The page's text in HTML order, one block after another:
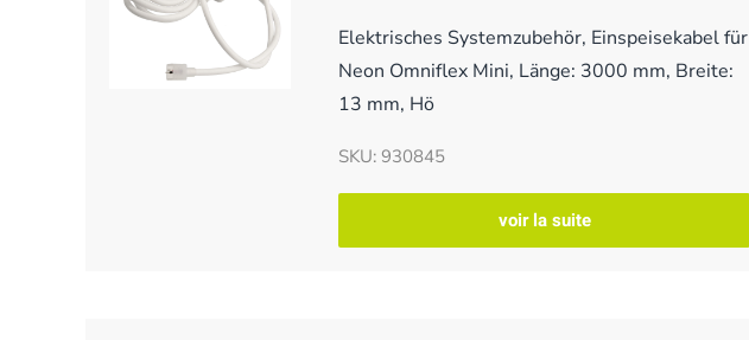
Elektrisches Systemzubehör, Einspeisekabel für
Neon Omniflex Mini, Länge: 3000 mm, Breite:
13 mm, Hö
SKU: 930845
voir la suite